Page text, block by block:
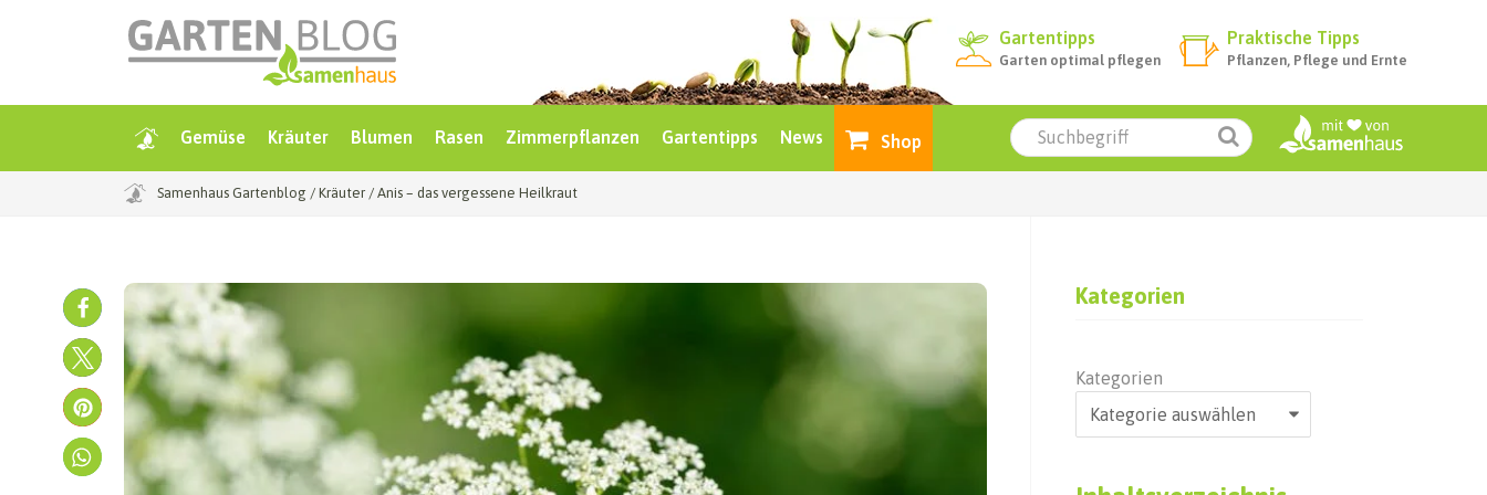
Gartentipps
Garten optimal pflegen
Praktische Tipps
Pflanzen, Pflege und Ernte
Gemüse Kräuter Blumen Rasen Zimmerpflanzen Gartentipps News Shop
Samenhaus Gartenblog / Kräuter / Anis – das vergessene Heilkraut
Kategorien
Kategorien